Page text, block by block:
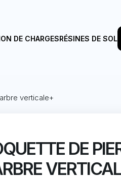
DE CHARGESRÉSINES DE SOL
verticale+
DE